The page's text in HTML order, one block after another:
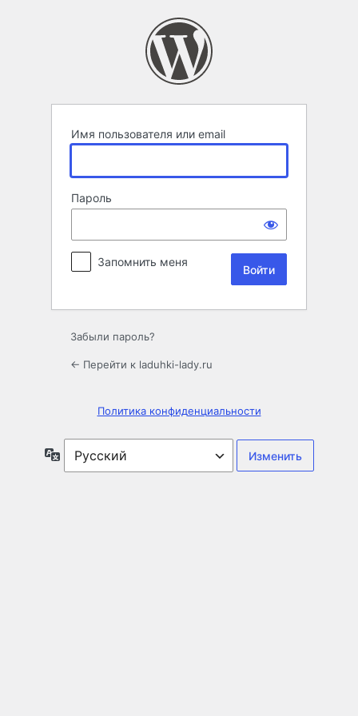
Имя пользователя или email
Пароль
Запомнить меня
Забыли пароль?
← Перейти к laduhki-lady.ru
Политика конфиденциальности
Язык